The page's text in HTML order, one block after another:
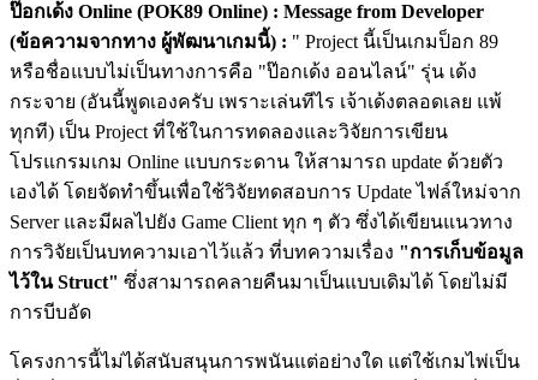
ป๊อกเด้ง Online (POK89 Online) : Message from Developer
(ข้อความจากทาง ผู้พัฒนาเกมนี้) : " Project นี้เป็นเกมป็อก 89
หรือชื่อแบบไม่เป็นทางการคือ "ป๊อกเด้ง ออนไลน์" รุ่น เด้ง
กระจาย (อันนี้พูดเองครับ เพราะเล่นทีไร เจ้าเด้งตลอดเลย แพ้
ทุกที) เป็น Project ที่ใช้ในการทดลองและวิจัยการเขียน
โปรแกรมเกม Online แบบกระดาน ให้สามารถ update ด้วยตัว
เองได้ โดยจัดทําขึ้นเพื่อใช้วิจัยทดสอบการ Update ไฟล์ใหม่จาก
Server และมีผลไปยัง Game Client ทุก ๆ ตัว ซึ่งได้เขียนแนวทาง
การวิจัยเป็นบทความเอาไว้แล้ว ที่บทความเรื่อง "การเก็บข้อมูล
ไว้ใน Struct" ซึ่งสามารถคลายคืนมาเป็นแบบเดิมได้ โดยไม่มี
การบีบอัด
โครงการนี้ไม่ได้สนับสนุนการพนันแต่อย่างใด แต่ใช้เกมไพ่เป็น